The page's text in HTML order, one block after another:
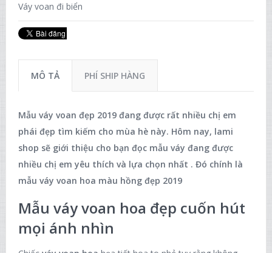
Váy voan đi biển
MÔ TẢ PHÍ SHIP HÀNG
Mẫu váy voan đẹp 2019 đang được rất nhiều chị em
phái đẹp tìm kiếm cho mùa hè này. Hôm nay, lami
shop sẽ giới thiệu cho bạn đọc mẫu váy đang được
nhiều chị em yêu thích và lựa chọn nhất . Đó chính là
mẫu váy voan hoa màu hồng đẹp 2019
Mẫu váy voan hoa đẹp cuốn hút
mọi ánh nhìn